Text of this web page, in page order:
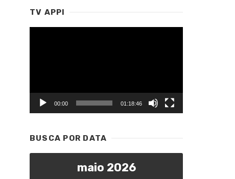
TV APPI
00:00 01:18:46
BUSCA POR DATA
maio 2026